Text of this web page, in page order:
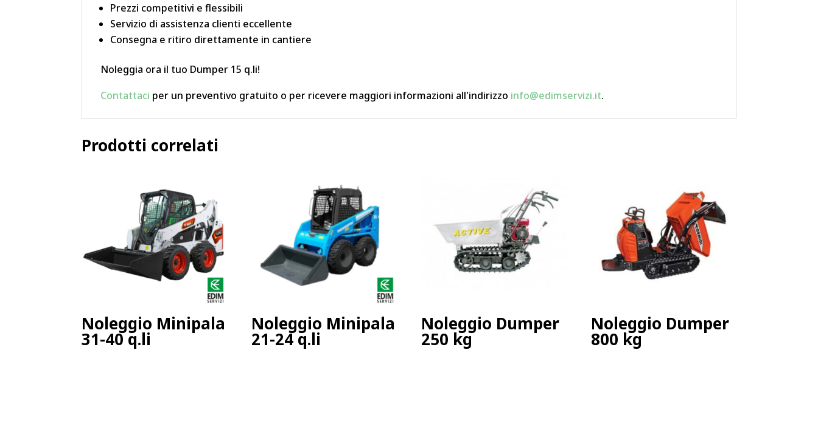
Prezzi competitivi e flessibili
Servizio di assistenza clienti eccellente
Consegna e ritiro direttamente in cantiere
Noleggia ora il tuo Dumper 15 q.li!
Contattaci per un preventivo gratuito o per ricevere maggiori informazioni all'indirizzo info@edimservizi.it.
Prodotti correlati
Noleggio Minipala
31-40 q.li
Noleggio Minipala
21-24 q.li
Noleggio Dumper
250 kg
Noleggio Dumper
800 kg